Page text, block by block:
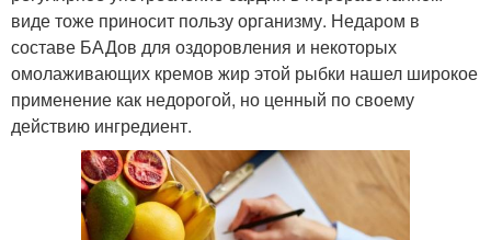
виде тоже приносит пользу организму. Недаром в
составе БАДов для оздоровления и некоторых
омолаживающих кремов жир этой рыбки нашел широкое
применение как недорогой, но ценный по своему
действию ингредиент.